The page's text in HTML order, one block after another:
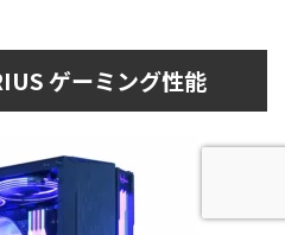
ゲーミング性能